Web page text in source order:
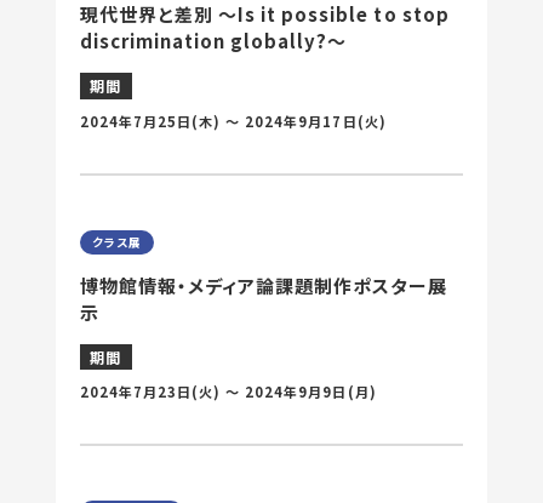
現代世界と差別 ～Is it possible to stop
discrimination globally?～
期間
2024年7月25日(木) 〜 2024年9月17日(火)
クラス展
博物館情報・メディア論課題制作ポスター展
示
期間
2024年7月23日(火) 〜 2024年9月9日 (月)